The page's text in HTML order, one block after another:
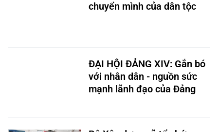
chuyển mình của dân tộc
ĐẠI HỘI ĐẢNG XIV: Gắn bó
với nhân dân - nguồn sức
mạnh lãnh đạo của Đảng